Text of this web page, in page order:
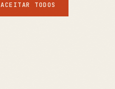
ACEITAR TODOS